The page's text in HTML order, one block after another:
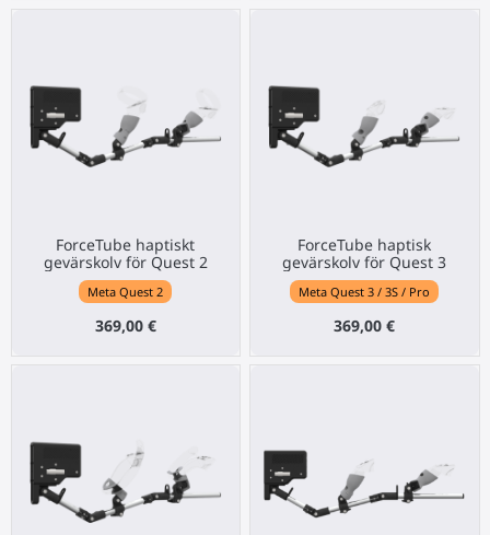
ForceTube haptiskt
gevärskolv för Quest 2
Meta Quest 2
369,00 €
ForceTube haptisk
gevärskolv för Quest 3
Meta Quest 3 / 3S / Pro
369,00 €